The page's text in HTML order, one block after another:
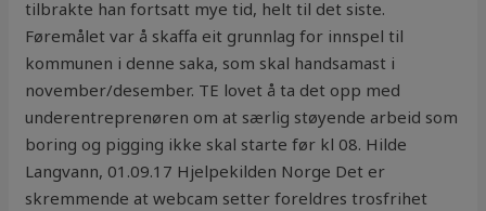
tilbrakte han fortsatt mye tid, helt til det siste.
Føremålet var å skaffa eit grunnlag for innspel til
kommunen i denne saka, som skal handsamast i
november/desember. TE lovet å ta det opp med
underentreprenøren om at særlig støyende arbeid som
boring og pigging ikke skal starte før kl 08. Hilde
Langvann, 01.09.17 ​Hjelpekilden Norge Det er
skremmende at webcam setter foreldres trosfrihet